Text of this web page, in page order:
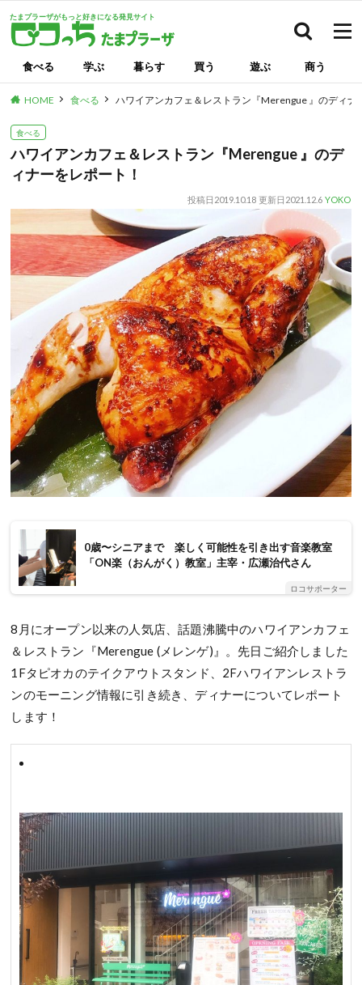
たまプラーザがもっと好きになる発見サイト
食べる 学ぶ 暮らす 買う 遊ぶ 商う
HOME 食べる ハワイアンカフェ＆レストラン『Merengue 』のディナ
食べる
ハワイアンカフェ＆レストラン『Merengue 』のデ
ィナーをレポート！
投稿日 2019.10.18 更新日 2021.12.6 YOKO
0歳〜シニアまで 楽しく可能性を引き出す音楽教室
「ON楽（おんがく）教室」主宰・広瀬治代さん
ロコサポーター
8月にオープン以来の人気店、話題沸騰中のハワイアンカフェ
＆レストラン『Merengue (メレンゲ)』。先日ご紹介しました
1Fタピオカのテイクアウトスタンド、2Fハワイアンレストラ
ンのモーニング情報に引き続き、ディナーについてレポート
します！